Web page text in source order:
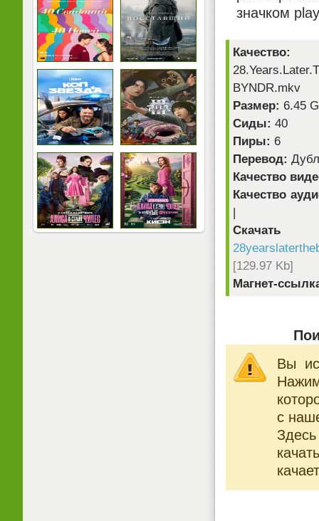
значком
Качество:
BYNDR.mkv
Размер: 6.45
Сиды: 40
Пиры: 6
Перевод:
Качество
Качество
[129.97 Kb]
Магнет-
Вы
с